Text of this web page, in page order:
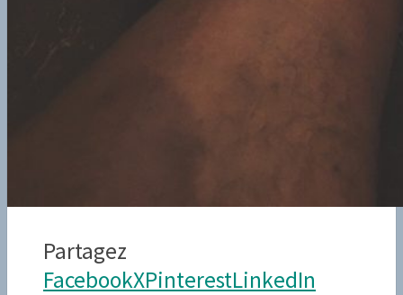
Partagez
FacebookXPinterestLinkedIn